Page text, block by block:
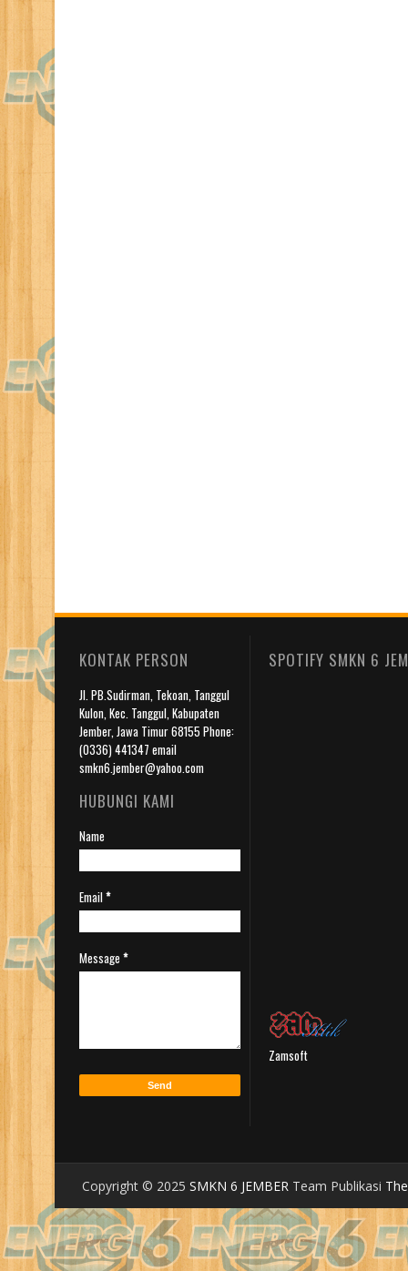
KONTAK PERSON
Jl. PB.Sudirman, Tekoan, Tanggul
Kulon, Kec. Tanggul, Kabupaten
Jember, Jawa Timur 68155 Phone:
(0336) 441347 email
smkn6.jember@yahoo.com
HUBUNGI KAMI
Name
Email*
Message *
SPOTIFY SMKN 6
Zamsoft
Copyright © 2025 SMKN 6 JEMBER Team Publikasi